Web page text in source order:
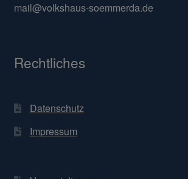
mail@volkshaus-soemmerda.de
Rechtliches
Datenschutz
Impressum